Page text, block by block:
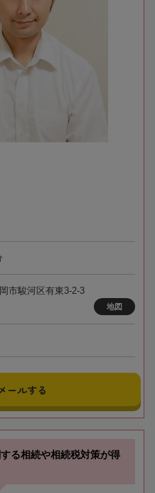
市駿河区有東3-2-3
地図
ールする
る相続や相続税対策が得